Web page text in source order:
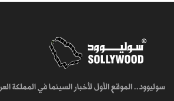
سوليوود.. الموقع الأول لأخبار السينما في المملكة